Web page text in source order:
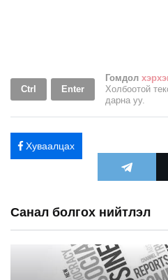
Ctrl Enter
Гомдол
Холбоотой
дарна уу.
Хуваалцах
Санал болгох нийтлэл